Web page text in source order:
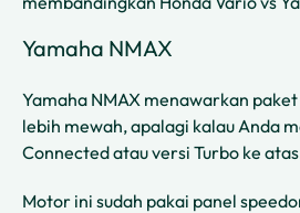
Yamaha NMAX
Yamaha NMAX menawarkan
lebih mewah, apalagi kalau Anda
Connected atau versi Turbo ke
Motor ini sudah pakai panel